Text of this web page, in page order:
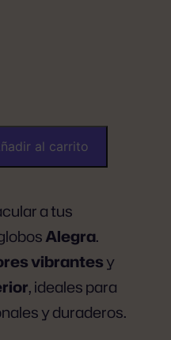
al carrito
a tus
Alegra.
vibrantesy
, ideales para
y duraderos.